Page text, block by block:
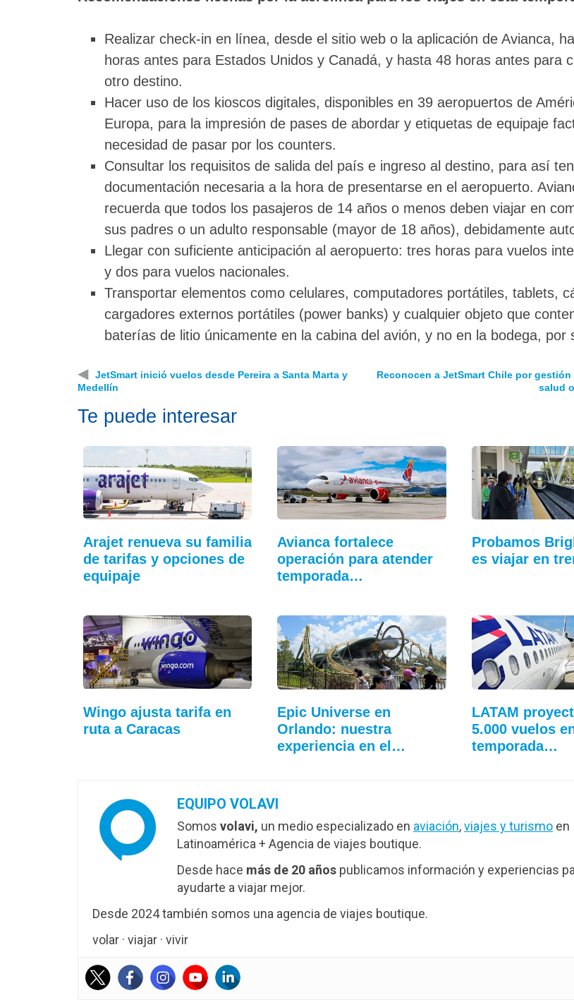
Realizar check-in en línea, desde el sitio web o la aplicación de Avianca,
horas antes para Estados Unidos y Canadá, y hasta 48 horas antes para
otro destino.
Hacer uso de los kioscos digitales, disponibles en 39 aeropuertos de
Europa, para la impresión de pases de abordar y etiquetas de equipaje
necesidad de pasar por los counters.
Consultar los requisitos de salida del país e ingreso al destino, para así
documentación necesaria a la hora de presentarse en el aeropuerto.
recuerda que todos los pasajeros de 14 años o menos deben viajar en
sus padres o un adulto responsable (mayor de 18 años), debidamente
Llegar con suficiente anticipación al aeropuerto: tres horas para vuelos
y dos para vuelos nacionales.
Transportar elementos como celulares, computadores portátiles, tablets,
cargadores externos portátiles (power banks) y cualquier objeto que
baterías de litio únicamente en la cabina del avión, y no en la bodega, por
◀
JetSmart inició vuelos desde Pereira a Santa Marta y
Medellín
Reconocen a JetSmart Chile por
salud
Te puede interesar
Arajet renueva su familia
de tarifas y opciones de
equipaje
Avianca fortalece
operación para atender
temporada…
Probamos
es viajar en
Wingo ajusta tarifa en
ruta a Caracas
Epic Universe en
Orlando: nuestra
experiencia en el…
LATAM
5.000 vuelos
temporada…
EQUIPO VOLAVI
Somos volavi, un medio especializado en aviación,viajes y turismo en
Latinoamérica + Agencia de viajes boutique.
Desde hace más de 20 años publicamos información y experiencias
ayudarte a viajar mejor.
Desde 2024 también somos una agencia de viajes boutique.
volar · viajar · vivir